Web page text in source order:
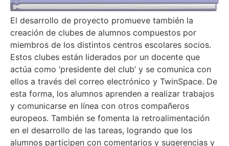
El desarrollo de proyecto promueve también la
creación de clubes de alumnos compuestos por
miembros de los distintos centros escolares socios.
Estos clubes están liderados por un docente que
actúa como ‘presidente del club’ y se comunica con
ellos a través del correo electrónico y TwinSpace. De
esta forma, los alumnos aprenden a realizar trabajos
y comunicarse en línea con otros compañeros
europeos. También se fomenta la retroalimentación
en el desarrollo de las tareas, logrando que los
alumnos participen con comentarios y sugerencias y